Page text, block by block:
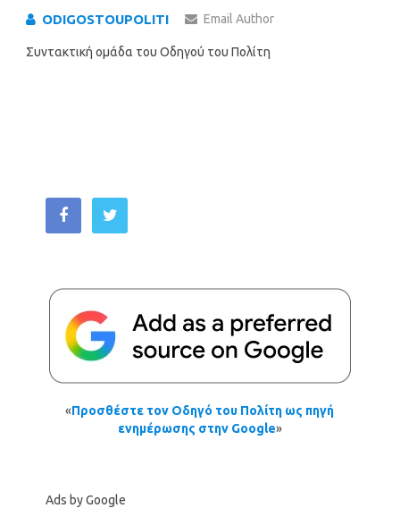
ODIGOSTOUPOLITI Email Author
Συντακτική ομάδα του Οδηγού του Πολίτη
«Προσθέστε τον Οδηγό του Πολίτη ως πηγή
ενημέρωσης στην Google»
Ads by Google